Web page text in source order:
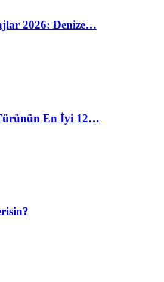
2026: Denize…
En İyi 12…